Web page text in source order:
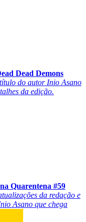
Dead Demons
do autor Inio Asano
da edição.
Quarentena #59
da redação e
Asano que chega